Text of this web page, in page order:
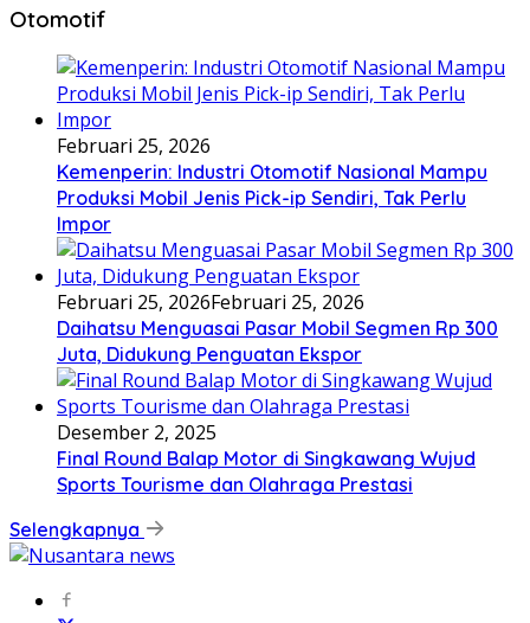
Otomotif
Februari 25, 2026
Kemenperin: Industri Otomotif Nasional Mampu
Produksi Mobil Jenis Pick-ip Sendiri, Tak Perlu
Impor
Februari 25, 2026Februari 25, 2026
Daihatsu Menguasai Pasar Mobil Segmen Rp 300
Juta, Didukung Penguatan Ekspor
Desember 2, 2025
Final Round Balap Motor di Singkawang Wujud
Sports Tourisme dan Olahraga Prestasi
Selengkapnya